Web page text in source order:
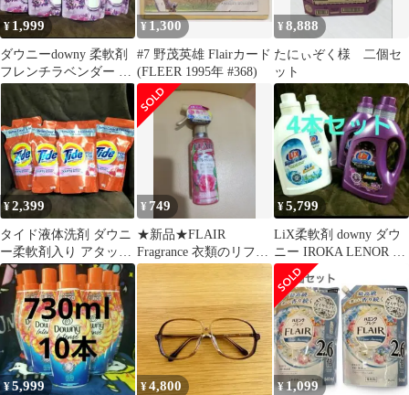
¥ 1,999
ダウニーdowny 柔軟剤
フレンチラベンダー 詰
め替え リフィル 4個セ
ット
¥ 1,300
#7 野茂英雄 Flairカード
(FLEER 1995年 #368)
¥8,888
たにぃぞく様 二個セ
ット
¥2,399
タイド液体洗剤 ダウニ
ー柔軟剤入り アタック
ゼロ アリエール ボール
ド さらさ
¥ 749
★新品★FLAIR
Fragrance 衣類のリフレ
ッシュミスト
¥5,799
LiX柔軟剤 downy ダウ
ニー IROKA LENOR
FLAIR
¥5,999 ¥4,800 ¥1,099